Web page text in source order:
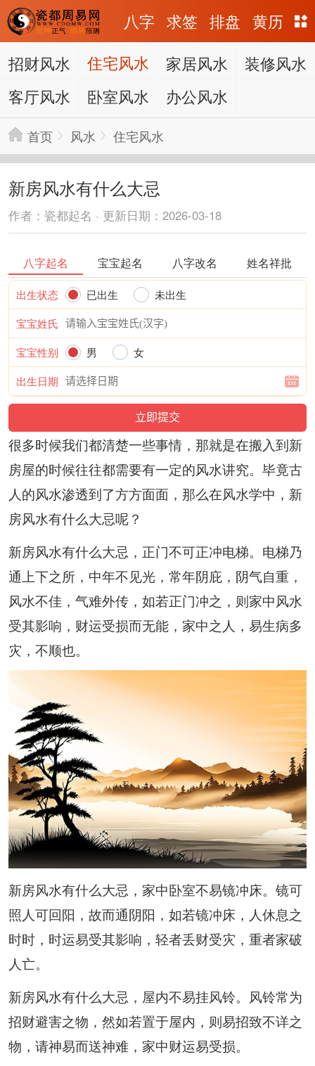
八字 求签 排盘 黄历
招财风水
住宅风水 家居风水
装修风水
客厅风水
卧室风水 办公风水
首页 风水 住宅风水
新房风水有什么大忌
作者：瓷都起名 · 更新日期：2026-03-18
八字起名 宝宝起名 八字改名 姓名祥批
出生状态 已出生
未出生
宝宝姓氏
宝宝性别
男
女
出生日期
很多时候我们都清楚一些事情，那就是在搬入到新
房屋的时候往往都需要有一定的风水讲究。毕竟古
人的风水渗透到了方方面面，那么在风水学中，新
房风水有什么大忌呢？
新房风水有什么大忌，正门不可正冲电梯。电梯乃
通上下之所，中年不见光，常年阴庇，阴气自重，
风水不佳，气难外传，如若正门冲之，则家中风水
受其影响，财运受损而无能，家中之人，易生病多
灾，不顺也。
新房风水有什么大忌，家中卧室不易镜冲床。镜可
照人可回阳，故而通阴阳，如若镜冲床，人休息之
时时，时运易受其影响，轻者丢财受灾，重者家破
人亡。
新房风水有什么大忌，屋内不易挂风铃。风铃常为
招财避害之物，然如若置于屋内，则易招致不详之
物，请神易而送神难，家中财运易受损。